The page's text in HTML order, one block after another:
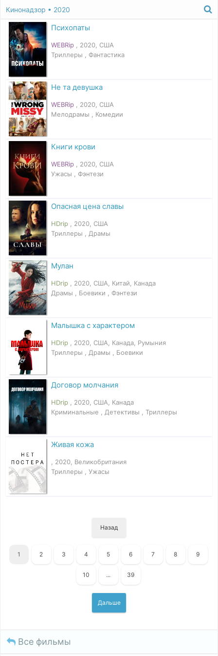
Кинонадзор • 2020
Психопаты
WEBRip
, 2020, США
Триллеры , Фантастика
Не та девушка
WEBRip
, 2020, США
Мелодрамы , Комедии
Книги крови
WEBRip
, 2020, США
Ужасы , Фэнтези
Опасная цена славы
HDrip
, 2020, США
Триллеры , Драмы
Мулан
HDrip
, 2020, США, Китай, Канада
Драмы , Боевики , Фэнтези
Малышка с характером
HDrip
, 2020, США, Канада, Румыния
Триллеры , Драмы , Боевики
Договор молчания
HDrip
, 2020, США, Канада
Криминальные , Детективы , Триллеры
Живая кожа
, 2020, Великобритания
Триллеры , Ужасы
Назад
1 2 3 4 5 6 7 8 9
10 ... 39
Дальше
Все фильмы